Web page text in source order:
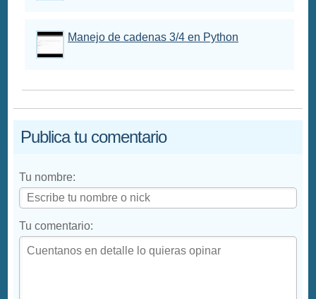
Manejo de cadenas 3/4 en Python
Publica tu comentario
Tu nombre:
Tu comentario: